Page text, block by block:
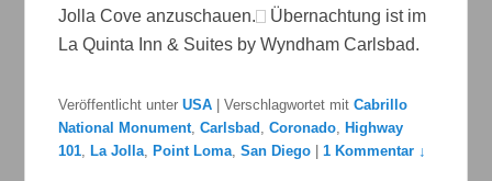
Jolla Cove anzuschauen.
Übernachtung ist im
La Quinta Inn & Suites by Wyndham Carlsbad.
Veröffentlicht unter USA |Verschlagwortet mit Cabrillo
National Monument ,Carlsbad ,Coronado
Highway
101
La Jolla Point Loma ,San Diego |1 Kommentar ↓